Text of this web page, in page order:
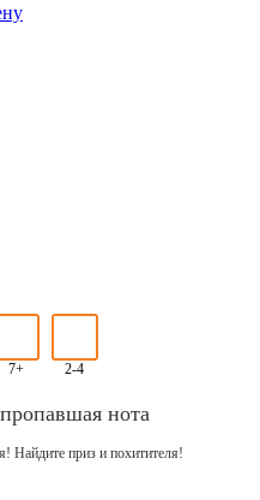
7+ 2-4
нота
Найдите приз и похитителя!